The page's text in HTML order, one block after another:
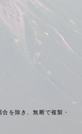
合を除き、無断で複製・